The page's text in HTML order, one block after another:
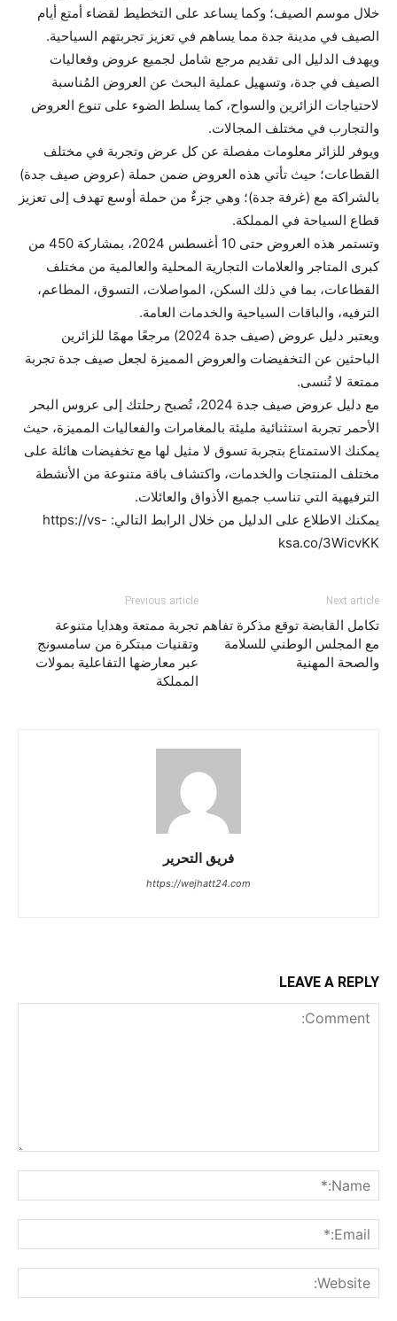
خلال موسم الصيف؛ وكما يساعد على التخطيط لقضاء أمتع أيام
الصيف في مدينة جدة مما يساهم في تعزيز تجربتهم السياحية.
ويهدف الدليل الى تقديم مرجع شامل لجميع عروض وفعاليات
الصيف في جدة، وتسهيل عملية البحث عن العروض المُناسبة
لاحتياجات الزائرين والسواح، كما يسلط الضوء على تنوع العروض
والتجارب في مختلف المجالات.
ويوفر للزائر معلومات مفصلة عن كل عرض وتجربة في مختلف
القطاعات؛ حيث تأتي هذه العروض ضمن حملة (عروض صيف جدة)
بالشراكة مع (غرفة جدة)؛ وهي جزءٌ من حملة أوسع تهدف إلى تعزيز
قطاع السياحة في المملكة.
وتستمر هذه العروض حتى 10 أغسطس 2024، بمشاركة 450 من
كبرى المتاجر والعلامات التجارية المحلية والعالمية من مختلف
القطاعات، بما في ذلك السكن، المواصلات، التسوق، المطاعم،
الترفيه، والباقات السياحية والخدمات العامة.
ويعتبر دليل عروض (صيف جدة 2024) مرجعًا مهمًا للزائرين
الباحثين عن التخفيضات والعروض المميزة لجعل صيف جدة تجربة
ممتعة لا تُنسى.
مع دليل عروض صيف جدة 2024، تُصبح رحلتك إلى عروس البحر
الأحمر تجربة استثنائية مليئة بالمغامرات والفعاليات المميزة، حيث
يمكنك الاستمتاع بتجربة تسوق لا مثيل لها مع تخفيضات هائلة على
مختلف المنتجات والخدمات، واكتشاف باقة متنوعة من الأنشطة
الترفيهية التي تناسب جميع الأذواق والعائلات.
يمكنك الاطلاع على الدليل من خلال الرابط التالي: https://vs-
ksa.co/3WicvKK
Previous article
تجربة ممتعة وهدايا متنوعة
وتقنيات مبتكرة من سامسونج
عبر معارضها التفاعلية بمولات
المملكة
Next article
تكامل القابضة توقع مذكرة تفاهم
مع المجلس الوطني للسلامة
والصحة المهنية
فريق التحرير
https://wejhatt24.com
LEAVE A REPLY